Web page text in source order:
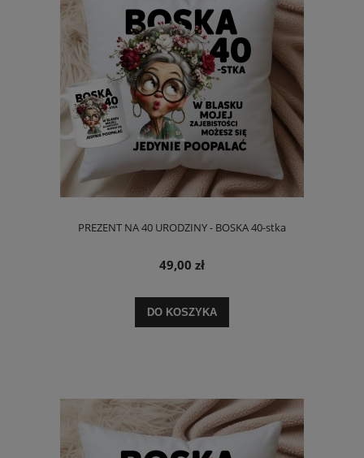
PREZENT NA 40 URODZINY - BOSKA 40-stka
49,00 zł
DO KOSZYKA